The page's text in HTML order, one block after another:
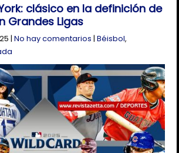
clásico en la definición de
Grandes Ligas
|No hay comentarios |Béisbol,